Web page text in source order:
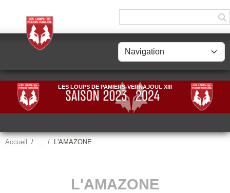
LES LOUPS DE PAMIERS-VERNAJOUL XIII
Accueil L'AMAZONE
L'AMAZONE